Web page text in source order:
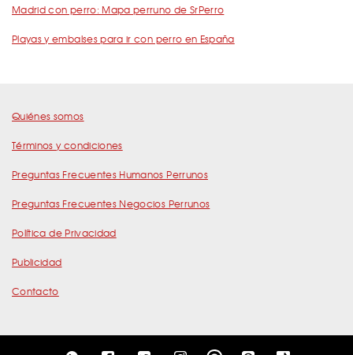
Madrid con perro: Mapa perruno de SrPerro
Playas y embalses para ir con perro en España
Quiénes somos
Términos y condiciones
Preguntas Frecuentes Humanos Perrunos
Preguntas Frecuentes Negocios Perrunos
Política de Privacidad
Publicidad
Contacto